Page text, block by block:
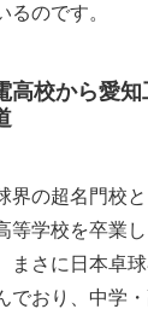
るのです。
高校から愛
界の超名門校
等学校を卒業
まさに日本卓
でおり、中学